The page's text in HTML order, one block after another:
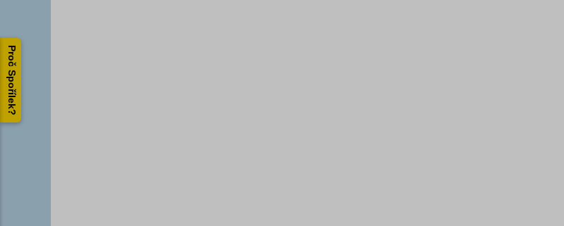
Proč Spořílek?